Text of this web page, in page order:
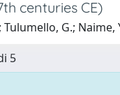
centuries CE)
G.; Naime,
5